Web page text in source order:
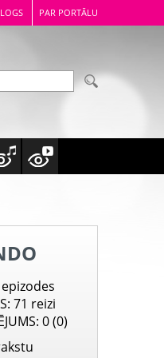
PAR PORTĀLU
: 71 reizi
: 0 (0)